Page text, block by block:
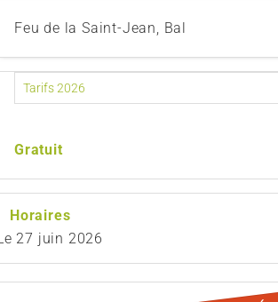
Feu de la Saint-Jean, Bal
Gratuit
Horaires
27 juin 2026